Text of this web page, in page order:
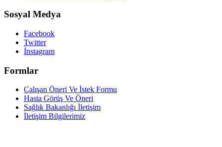
Sosyal Medya
Facebook
Twitter
İnstagram
Formlar
Çalışan Öneri Ve İstek Formu
Hasta Görüş Ve Öneri
Sağlık Bakanlığı İletişim
İletişim Bilgilerimiz